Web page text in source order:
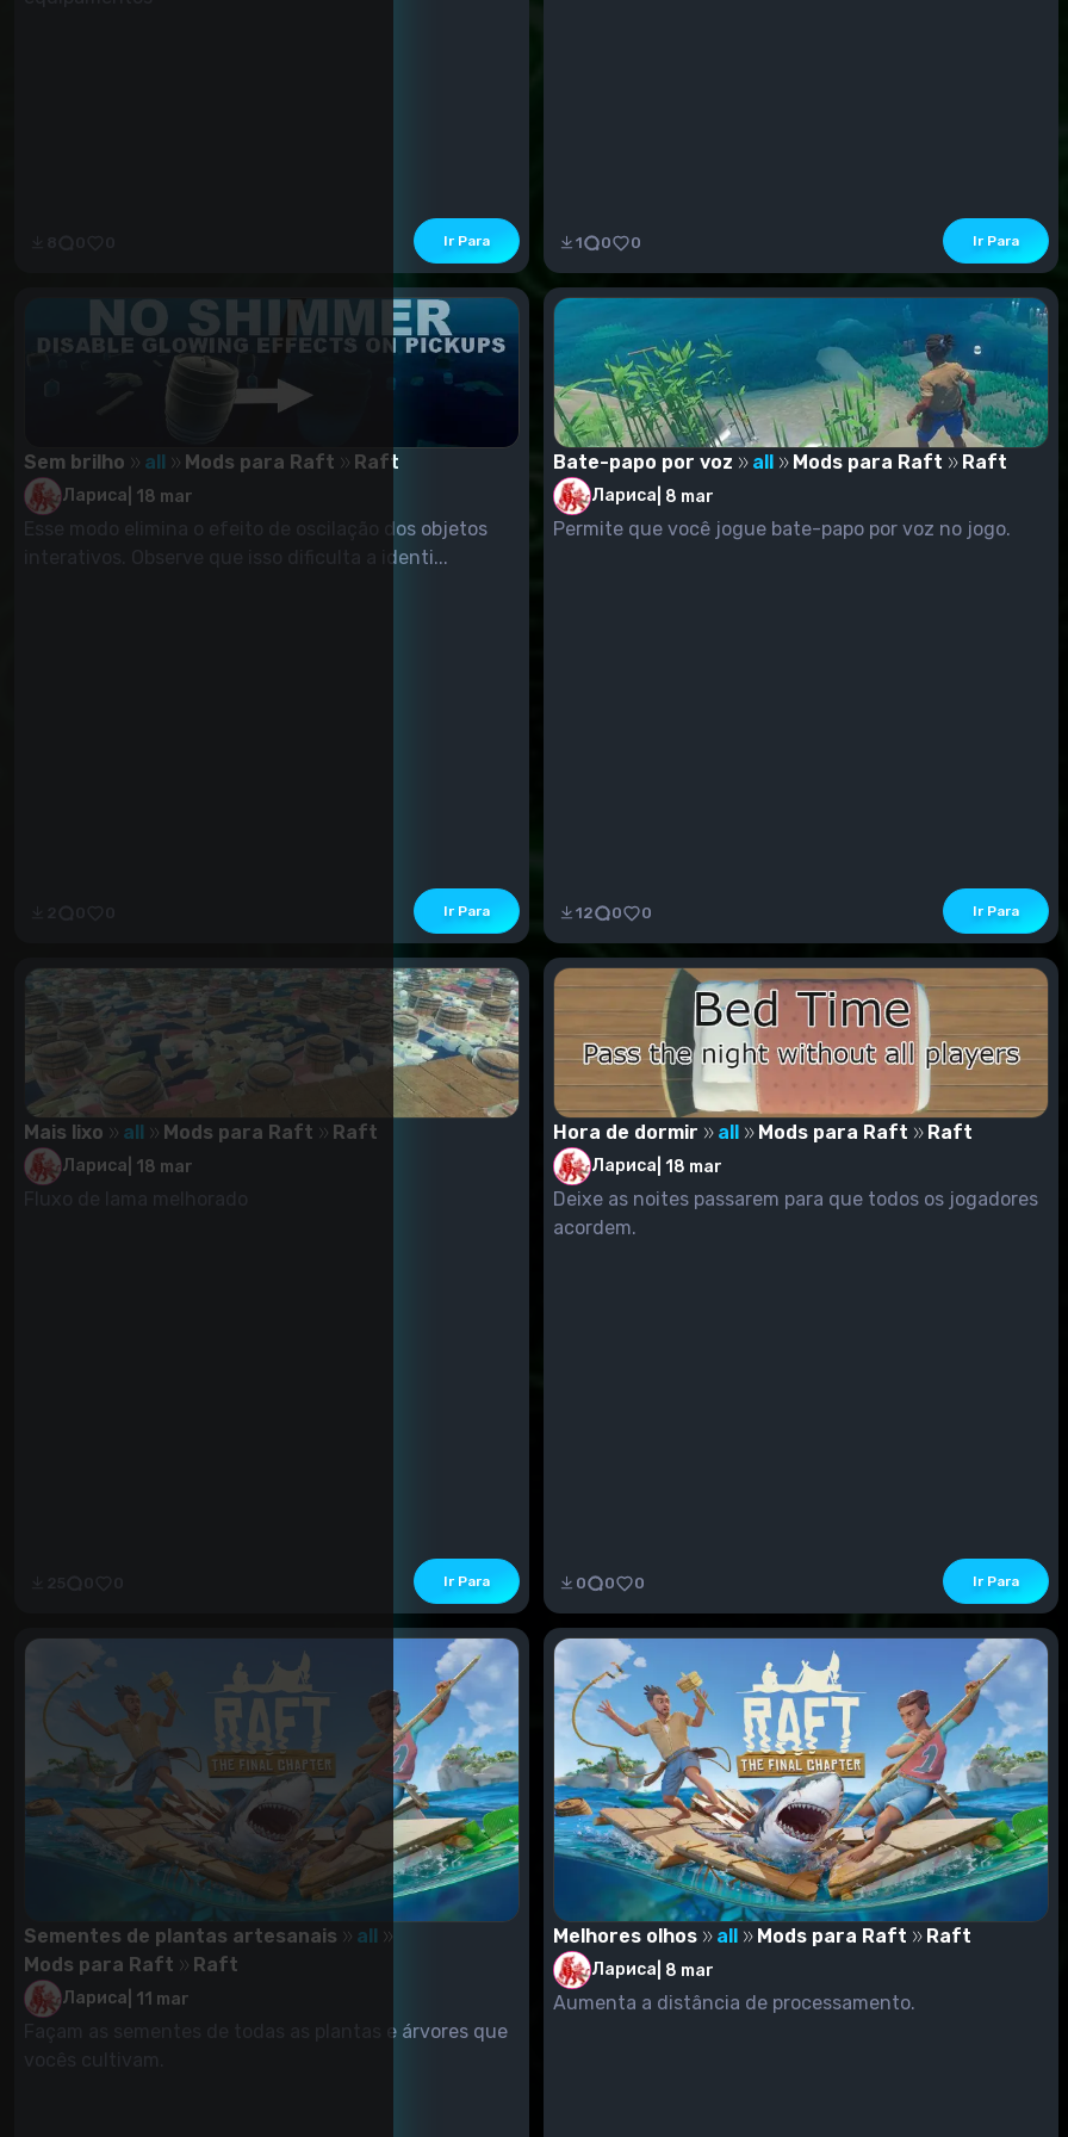
Ir Para 1 0 0 Ir Para
Sem brilho all Mods para Raft Raft
Лариса 18 mar
Esse modo elimina o efeito de oscilação dos objetos
interativos. Observe que isso dificulta a identi...
Ir Para
Bate-papo por voz all Mods para Raft Raft
Лариса 8 mar
Permite que você jogue bate-papo por voz no jogo.
12 0 0 Ir Para
Mais lixo all Mods para Raft Raft
Лариса 18 mar
Ir Para
Hora de dormir all Mods para Raft Raft
Лариса 18 mar
Deixe as noites passarem para que todos os jogadores
acordem.
0 0 0 Ir Para
Sementes de plantas artesanais
all
Mods para Raft
Raft
Лариса 11 mar
Façam as sementes de todas as plantas e árvores que
Melhores olhos all Mods para Raft Raft
Лариса 8 mar
Aumenta a distância de processamento.